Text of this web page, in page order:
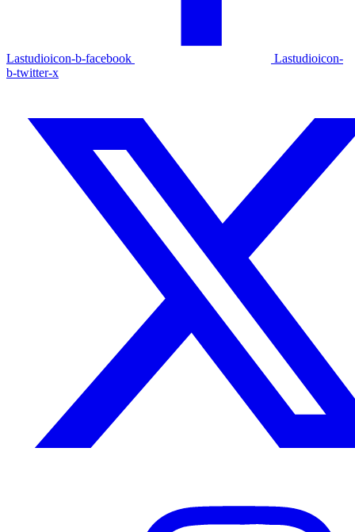
Lastudioicon-b-facebook
Lastudioicon-
b-twitter-x